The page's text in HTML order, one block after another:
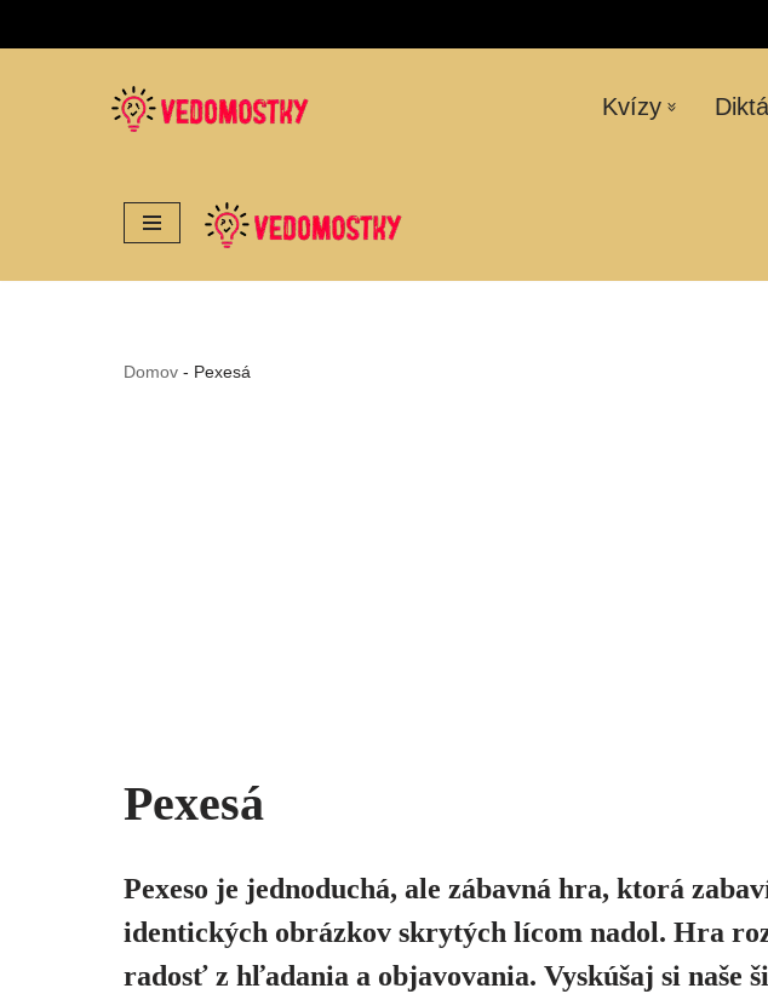
Kvízy
Domov - Pexesá
Pexesá
Pexeso je jednoduchá, ale zábavná hra, ktorá
identických obrázkov skrytých lícom nadol. Hra
radosť z hľadania a objavovania. Vyskúšaj si naše